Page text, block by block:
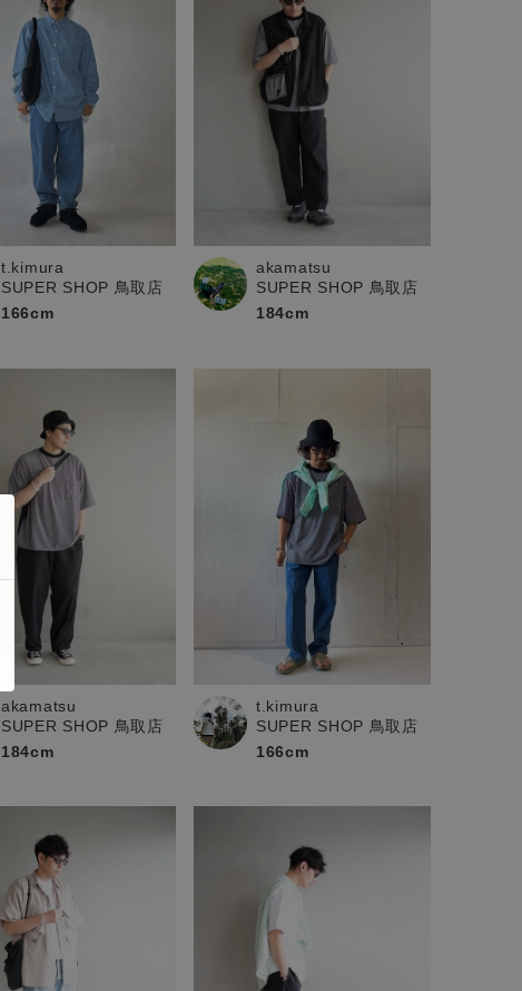
t.kimura
SUPER SHOP 鳥取店
166cm
akamatsu
SUPER SHOP 鳥取店
184cm
akamatsu
SUPER SHOP 鳥取店
184cm
t.kimura
SUPER SHOP 鳥取店
166cm